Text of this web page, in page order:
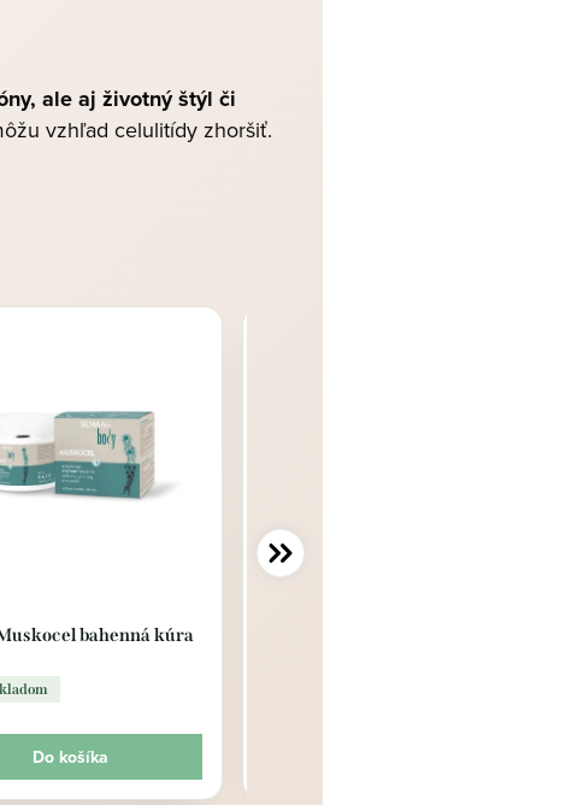
ale aj životný štýl či
vzhľad celulitídy zhoršiť.
bahenná kúra
Do košíka